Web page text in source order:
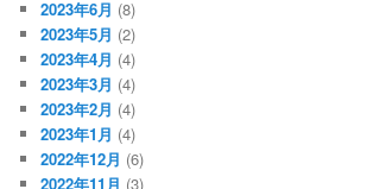
2023年6月 (8)
2023年5月 (2)
2023年4月 (4)
2023年3月 (4)
2023年2月 (4)
2023年1月 (4)
2022年12月 (6)
2022年11月 (3)